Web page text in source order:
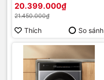
Kết Nối App | Chính Hãng,
Giá Tốt
20.399.000₫
21.450.000₫
Thích So sánh